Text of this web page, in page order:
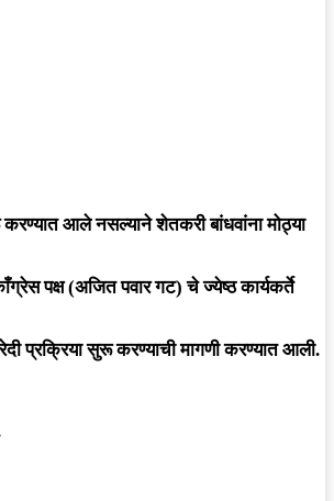
करण्यात आले नसल्याने शेतकरी बांधवांना मोठ्या
पक्ष (अजित पवार गट) चे ज्येष्ठ कार्यकर्ते
प्रक्रिया सुरू करण्याची मागणी करण्यात आली.